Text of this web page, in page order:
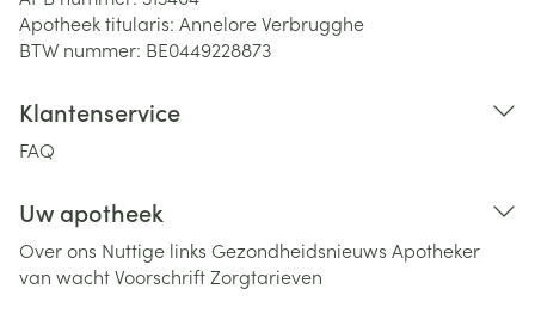
Apotheek titularis: Annelore Verbrugghe
BTW nummer: BE0449228873
Klantenservice
FAQ
Uw apotheek
Over ons Nuttige links Gezondheidsnieuws Apotheker
van wachtVoorschriftZorgtarieven